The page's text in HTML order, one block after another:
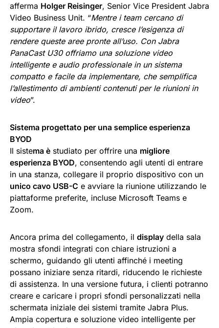
afferma Holger Reisinger, Senior Vice President Jabra
Video Business Unit. “Mentre i team cercano di
supportare il lavoro ibrido, cresce l’esigenza di
rendere queste aree pronte all’uso. Con Jabra
PanaCast U30 offriamo una soluzione video
intelligente e audio professionale in un sistema
compatto e facile da implementare, che semplifica
l’allestimento di ambienti contenuti per le riunioni in
video”.
Sistema progettato per una semplice esperienza
BYOD
Il sistema è studiato per offrire una migliore
esperienza BYOD, consentendo agli utenti di entrare
in una stanza, collegare il proprio dispositivo con un
unico cavo USB-C e avviare la riunione utilizzando le
piattaforme preferite, incluse Microsoft Teams e
Zoom.
Ancora prima del collegamento, il display della sala
mostra sfondi integrati con chiare istruzioni a
schermo, guidando gli utenti affinché i meeting
possano iniziare senza ritardi, riducendo le richieste
di assistenza. In una versione futura, i clienti potranno
creare e caricare i propri sfondi personalizzati nella
schermata iniziale dei sistemi tramite Jabra Plus.
Ampia copertura e soluzione video intelligente per